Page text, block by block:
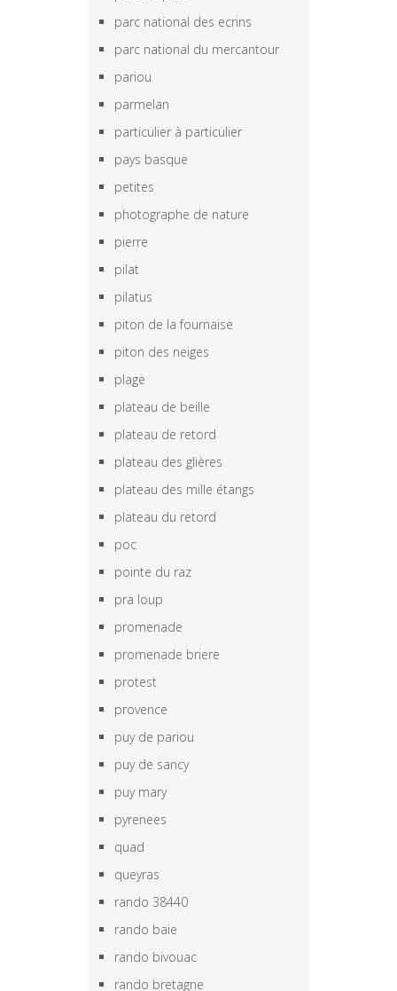
parc national des ecrins
parc national du mercantour
pariou
parmelan
particulier à particulier
pays basque
petites
photographe de nature
pierre
pilat
pilatus
piton de la fournaise
piton des neiges
plage
plateau de beille
plateau de retord
plateau des glières
plateau des mille étangs
plateau du retord
poc
pointe du raz
pra loup
promenade
promenade briere
protest
provence
puy de pariou
puy de sancy
puy mary
pyrenees
quad
queyras
rando 38440
rando baie
rando bivouac
rando bretagne